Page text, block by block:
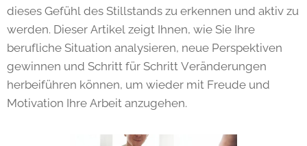
dieses Gefühl des Stillstands zu erkennen und aktiv zu
werden. Dieser Artikel zeigt Ihnen, wie Sie Ihre
berufliche Situation analysieren, neue Perspektiven
gewinnen und Schritt für Schritt Veränderungen
herbeiführen können, um wieder mit Freude und
Motivation Ihre Arbeit anzugehen.